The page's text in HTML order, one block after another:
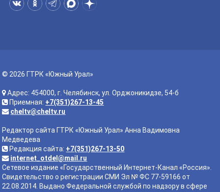
© 2026 ГТРК «Южный Урал»
Адрес: 454000, г. Челябинск, ул. Орджоникидзе, 54-б
Приемная: +7(351)267-13-45
cheltv@cheltv.ru
Редактор сайта ГТРК «Южный Урал» Анна Вадимовна
Медведева
Редакция сайта: +7(351)267-13-50
internet_otdel@mail.ru
Сетевое издание «Государственный Интернет-Канал «Россия».
Свидетельство о регистрации СМИ Эл № ФС 77-59166 от
22.08.2014. Выдано Федеральной службой по надзору в сфере